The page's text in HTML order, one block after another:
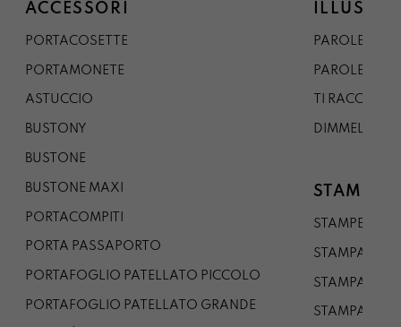
ACCESSORI
PORTACOSETTE
PORTAMONETE
ASTUCCIO
BUSTONY
BUSTONE
BUSTONE MAXI
PORTACOMPITI
PORTA PASSAPORTO
PORTAFOGLIO PATELLATO PICCOLO
PORTAFOGLIO PATELLATO GRANDE
PAROLE DAL
PAROLE DA
TI
DIMMELO
STAMPE
STAMPE A5
STAMPA A3
STAMPA A1
STAMPA A0